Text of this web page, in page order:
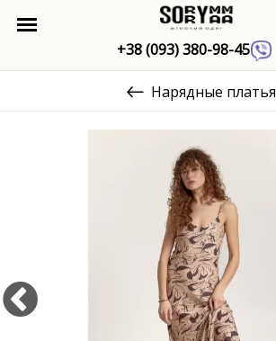
+38 (093) 380-98-45
Нарядные платья